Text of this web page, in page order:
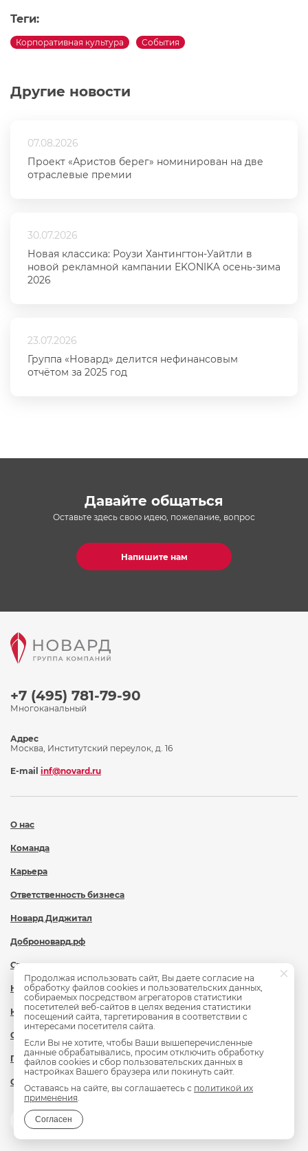
Другие новости
07.08.2026
Проект «Аристов берег» номинирован на две
отраслевые премии
30.07.2026
Новая классика: Роузи Хантингтон-Уайтли в
новой рекламной кампании EKONIKA осень-зима
2026
23.07.2026
Группа «Новард» делится нефинансовым
отчётом за 2025 год
Теги:
Корпоративная культура События
Давайте общаться
Оставьте здесь свою идею, пожелание, вопрос
Напишите нам
+7 (495) 781-79-90
Многоканальный
О нас
Команда
Карьера
Ответственность бизнеса
Новард Диджитал
Доброновард.рф
Статьи
Новости
Контакты
Охрана труда
Политика обработки персональных данных
Сведения об образовательной организации
Адрес
Москва, Институтский переулок, д. 16
E-mail inf@novard.ru
Продолжая использовать сайт, Вы даете согласие на
обработку файлов cookies и пользовательских данных,
собираемых посредством агрегаторов статистики
посетителей веб-сайтов в целях ведения статистики
посещений сайта, таргетирования в соответствии с
интересами посетителя сайта.
Если Вы не хотите, чтобы Ваши вышеперечисленные
данные обрабатывались, просим отключить обработку
файлов cookies и сбор пользовательских данных в
настройках Вашего браузера или покинуть сайт.
Оставаясь на сайте, вы соглашаетесь с политикой их
применения.
Согласен